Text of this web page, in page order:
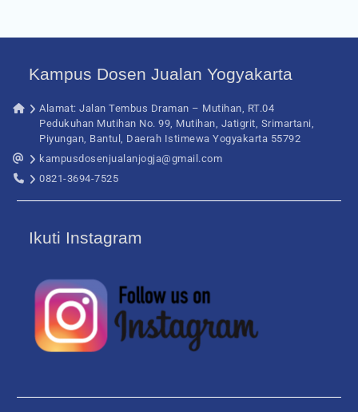
Kampus Dosen Jualan Yogyakarta
Alamat: Jalan Tembus Draman – Mutihan, RT.04
Pedukuhan Mutihan No. 99, Mutihan, Jatigrit, Srimartani,
Piyungan, Bantul, Daerah Istimewa Yogyakarta 55792
kampusdosenjualanjogja@gmail.com
0821-3694-7525
Ikuti Instagram